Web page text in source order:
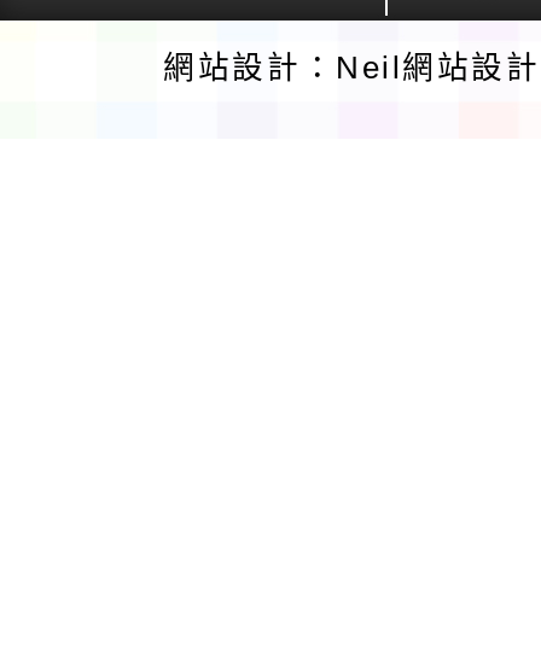
網站設計：Neil網站設